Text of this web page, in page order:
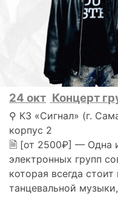
24 окт Концерт
⚲ КЗ «Сигнал» (г.
корпус 2
🗎 [от 2500₽] — Одна
электронных групп
которая всегда
танцевальной